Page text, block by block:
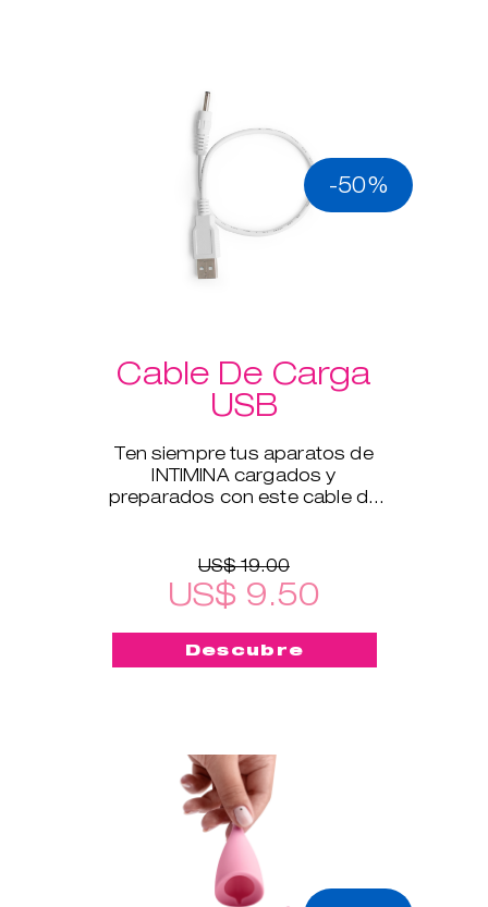
-50%
Cable De Carga
USB
Ten siempre tus aparatos de
INTIMINA cargados y
preparados con este cable de
electrónicos
US$ 19.00
US$ 9.50
Descubre